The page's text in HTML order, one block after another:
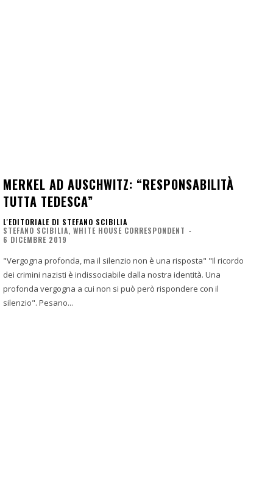
MERKEL AD AUSCHWITZ: “RESPONSABILITÀ
TUTTA TEDESCA”
L'EDITORIALE DI STEFANO SCIBILIA
STEFANO SCIBILIA, WHITE HOUSE CORRESPONDENT -
6 DICEMBRE 2019
"Vergogna profonda, ma il silenzio non è una risposta" "Il ricordo
dei crimini nazisti è indissociabile dalla nostra identità. Una
profonda vergogna a cui non si può però rispondere con il
silenzio". Pesano...